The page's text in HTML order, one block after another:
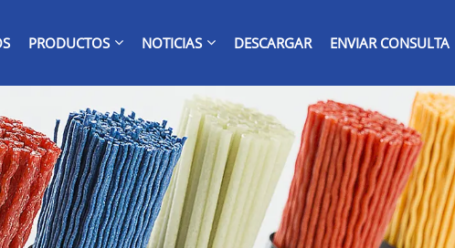
PRODUCTOS NOTICIAS DESCARGAR ENVIAR CONSULTA